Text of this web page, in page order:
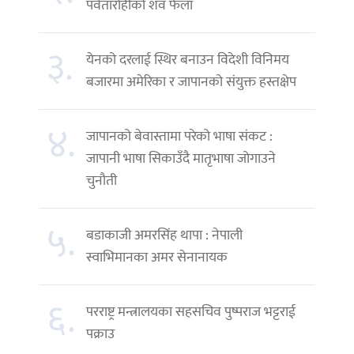
पर्वतारोहीको शव फेला
३.
येनको दरलाई स्थिर बनाउन विदेशी विनिमय
बजारमा अमेरिका र जापानको संयुक्त हस्तक्षेप
४. जापानको बेवास्तामा परेको भाषा संकट :
जापानी भाषा सिकाउँदै मातृभाषा जोगाउने
चुनौती
५. बडाकाजी अमरसिंह थापा : नेपाली
स्वाभिमानका अमर सेनानायक
६. परराष्ट्र मन्त्रालयका सहसचिव पुष्पराज भट्टराई
पक्राउ